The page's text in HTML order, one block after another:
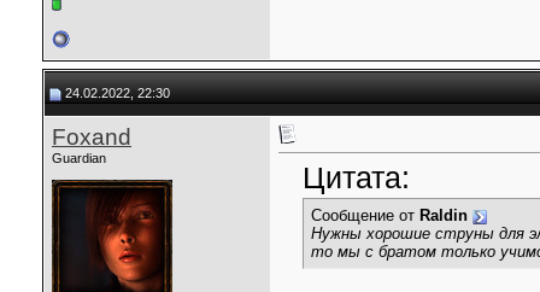
24.02.2022, 22:30
Foxand
Guardian
Цитата:
Сообщение от Raldin
Нужны хорошие струны для
то мы с братом только